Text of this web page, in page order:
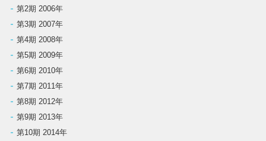
ョ
ン
第2期 2006年
第3期 2007年
第4期 2008年
第5期 2009年
第6期 2010年
第7期 2011年
第8期 2012年
第9期 2013年
第10期 2014年